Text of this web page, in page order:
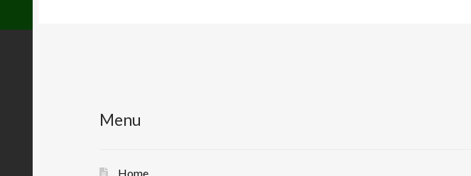
Menu
Home